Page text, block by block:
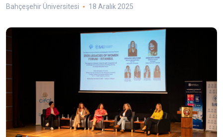
Bahçeşehir Üniversitesi 18 Aralık 2025